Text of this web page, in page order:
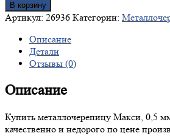
В корзину
Артикул: 26936 Категории:
Описание
Детали
Отзывы (0)
Описание
Купить металлочерепицу Макси, 0,5
качественно и недорого по цене